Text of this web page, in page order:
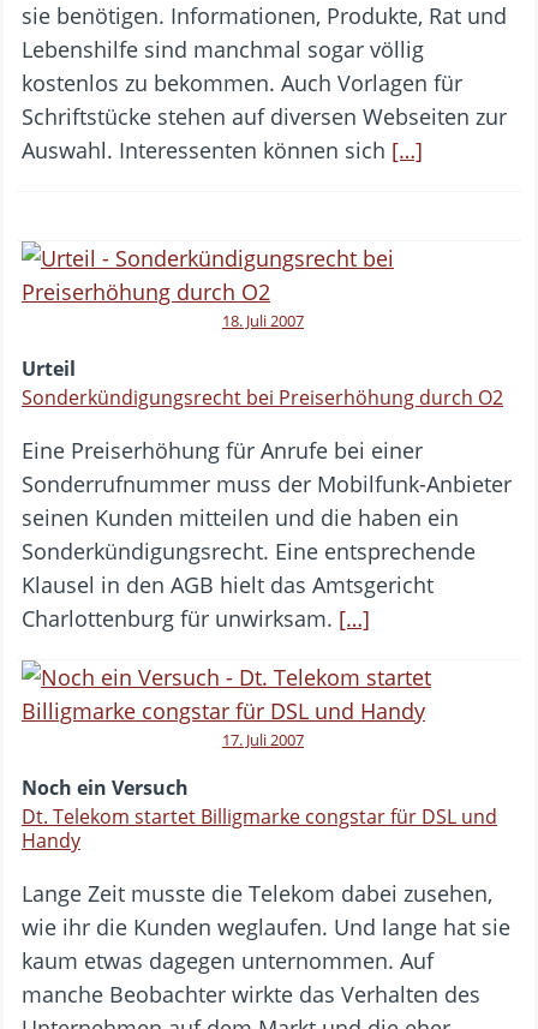
sie benötigen. Informationen, Produkte, Rat und
Lebenshilfe sind manchmal sogar völlig
kostenlos zu bekommen. Auch Vorlagen für
Schriftstücke stehen auf diversen Webseiten zur
Auswahl. Interessenten können sich […]
18. Juli 2007
Urteil
Sonderkündigungsrecht bei Preiserhöhung durch O2
Eine Preiserhöhung für Anrufe bei einer
Sonderrufnummer muss der Mobilfunk-Anbieter
seinen Kunden mitteilen und die haben ein
Sonderkündigungsrecht. Eine entsprechende
Klausel in den AGB hielt das Amtsgericht
Charlottenburg für unwirksam. […]
17. Juli 2007
Noch ein Versuch
Dt. Telekom startet Billigmarke congstar für DSL und
Handy
Lange Zeit musste die Telekom dabei zusehen,
wie ihr die Kunden weglaufen. Und lange hat sie
kaum etwas dagegen unternommen. Auf
manche Beobachter wirkte das Verhalten des